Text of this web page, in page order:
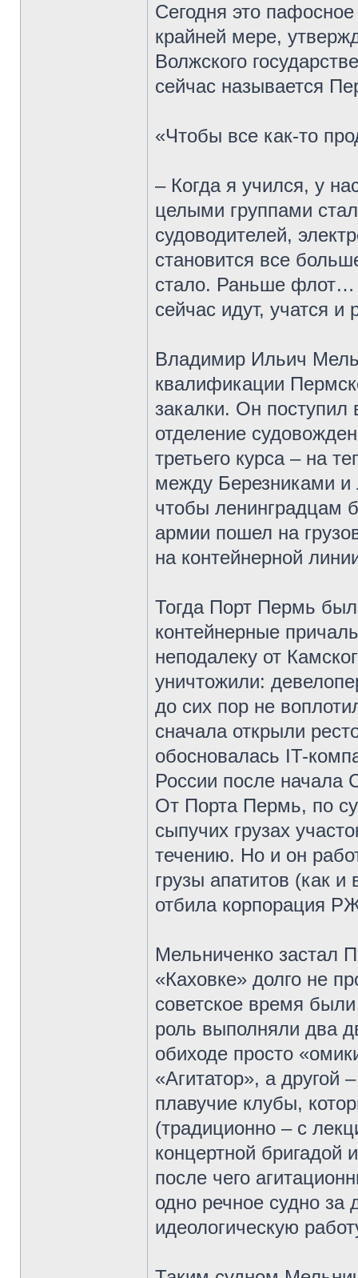
Сегодня это
крайней мере,
Волжского
сейчас называется
«Чтобы все как-то
– Когда я учился, у
целыми группами
судоводителей,
становится все
стало. Раньше флот…
сейчас идут, учатся и
Владимир Ильич
квалификации
закалки. Он
отделение
третьего курса – на
между Березниками и
чтобы ленинградцам
армии пошел на
на контейнерной
Тогда Порт Пермь
контейнерные
неподалеку от
уничтожили:
до сих пор не
сначала открыли
обосновалась IT-
России после
От Порта Пермь, по
сыпучих грузах
течению. Но и он
грузы апатитов (как
отбила корпорация
Мельниченко застал
«Каховке» долго не
советское время
роль выполняли два
обиходе просто
«Агитатор», а другой
плавучие клубы,
(традиционно – с
концертной
после чего
одно речное судно за
идеологическую